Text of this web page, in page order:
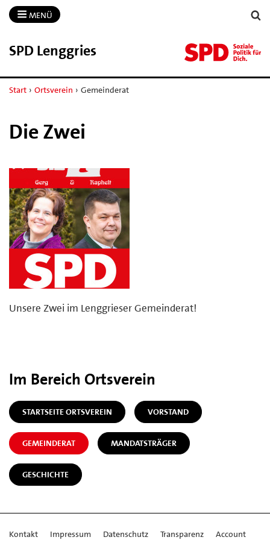
MENÜ
SPD Lenggries
Start › Ortsverein › Gemeinderat
Die Zwei
Unsere Zwei im Lenggrieser Gemeinderat!
Im Bereich Ortsverein
STARTSEITE ORTSVEREIN VORSTAND
GEMEINDERAT MANDATSTRÄGER
GESCHICHTE
Kontakt Impressum Datenschutz Transparenz Account